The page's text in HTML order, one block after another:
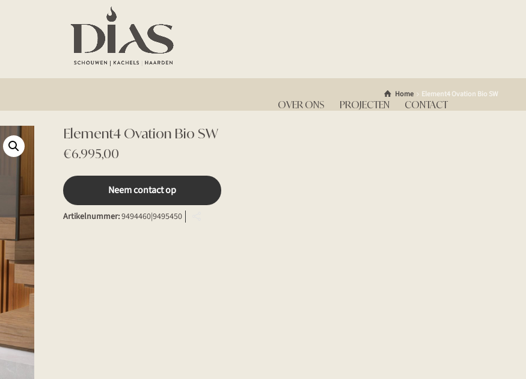
OVER ONS PROJECTEN CONTACT
Home Element4 Ovation Bio SW
Element4 Ovation Bio SW
€6.995,00
Neem contact op
Artikelnummer:9494460|9495450